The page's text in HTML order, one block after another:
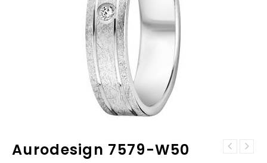
Aurodesign 7579-W50